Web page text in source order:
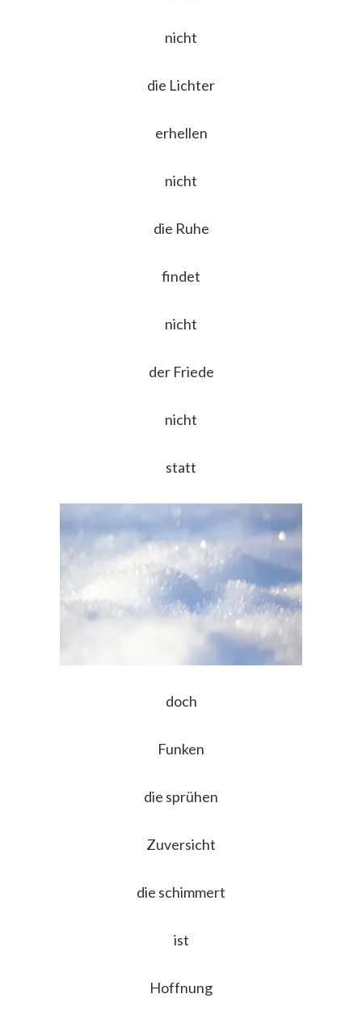
nicht
die Lichter
erhellen
nicht
die Ruhe
findet
nicht
der Friede
nicht
statt
doch
Funken
die sprühen
Zuversicht
die schimmert
ist
Hoffnung